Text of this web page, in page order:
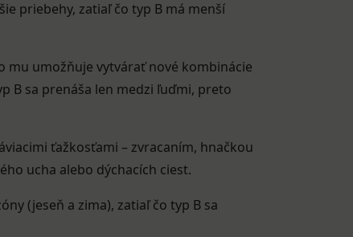
priebehy, zatiaľ čo typ B má menší
mu umožňuje vytvárať nové kombinácie
B sa prenáša len medzi ľuďmi, preto
ťažkosťami – zvracaním, hnačkou
ucha alebo dýchacích ciest.
(jeseň a zima), zatiaľ čo typ B sa